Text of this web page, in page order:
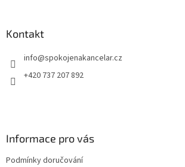
Kontakt
info@spokojenakancelar.cz
+420 737 207 892
Informace pro vás
Podmínky doručování